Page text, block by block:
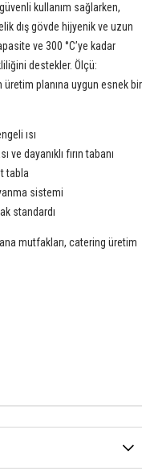
kullanım sağlarken,
dış gövde hijyenik ve uzun
ve 300 °C’ye kadar
destekler. Ölçü:
üretim planına uygun esnek bir
ısı
ve dayanıklı fırın tabanı
tabla
sistemi
standardı
mutfakları, catering üretim